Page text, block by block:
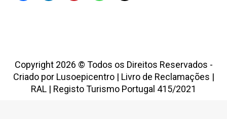
Copyright 2026 © Todos os Direitos Reservados -
Criado por Lusoepicentro| Livro de Reclamações |
RAL | Registo Turismo Portugal 415/2021